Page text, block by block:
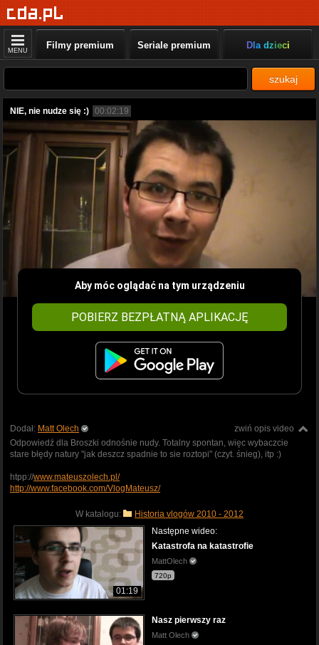
MENU Filmy premium Seriale premium Dla dzieci
szukaj
NIE, nie nudze się :) 00:02:19
Aby móc oglądać na tym urządzeniu
POBIERZ BEZPŁATNĄ APLIKACJĘ
zwiń opis video
Dodał: Matt Olech
Odpowiedź dla Broszki odnośnie nudy. Totalny spontan, więc wybaczcie
stare błędy natury "jak deszcz spadnie to sie roztopi" (czyt. śnieg), itp :)
htpp://www.mateuszolech.pl/
http://www.facebook.com/VlogMateusz/
W katalogu: Historia vlogów 2010 - 2012
01:19
Następne wideo:
Katastrofa na katastrofie
MattOlech
720p
Nasz pierwszy raz
Matt Olech